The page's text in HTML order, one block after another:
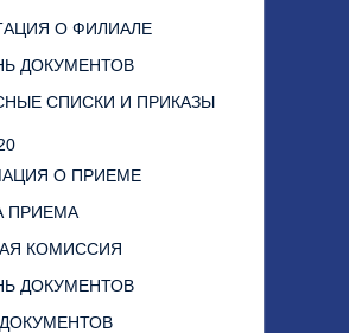
О ФИЛИАЛЕ
ДОКУМЕНТОВ
СПИСКИ И ПРИКАЗЫ
О ПРИЕМЕ
ПРИЕМА
КОМИССИЯ
ДОКУМЕНТОВ